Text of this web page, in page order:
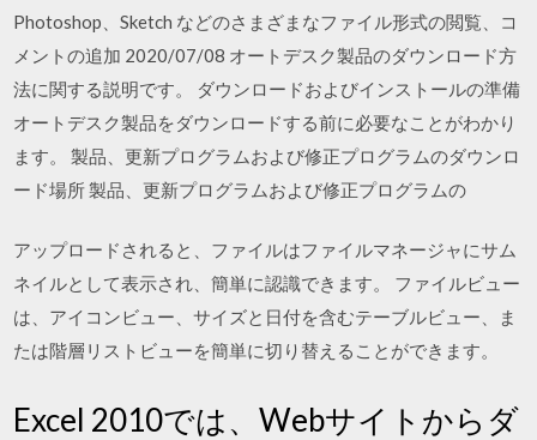
Photoshop、Sketch などのさまざまなファイル形式の閲覧、コ
メントの追加 2020/07/08 オートデスク製品のダウンロード方
法に関する説明です。 ダウンロードおよびインストールの準備
オートデスク製品をダウンロードする前に必要なことがわかり
ます。 製品、更新プログラムおよび修正プログラムのダウンロ
ード場所 製品、更新プログラムおよび修正プログラムの
アップロードされると、ファイルはファイルマネージャにサム
ネイルとして表示され、簡単に認識できます。 ファイルビュー
は、アイコンビュー、サイズと日付を含むテーブルビュー、ま
たは階層リストビューを簡単に切り替えることができます。
Excel 2010では、Webサイトからダ